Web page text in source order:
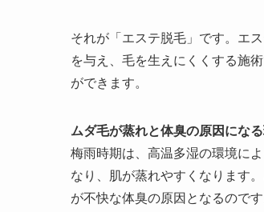
それが「エステ脱毛」です。エ
を与え、毛を生えにくくする施
ができます。
ムダ毛が蒸れと体臭の原因にな
梅雨時期は、高温多湿の環境に
なり、肌が蒸れやすくなります
が不快な体臭の原因となるのです